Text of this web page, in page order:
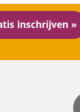
inschrijven »